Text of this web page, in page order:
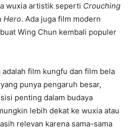
wuxia artistik seperti Crouching
Hero. Ada juga film modern
Wing Chun kembali populer
film kungfu dan film bela
punya pengaruh besar,
penting dalam budaya
lebih dekat ke wuxia atau
relevan karena sama-sama